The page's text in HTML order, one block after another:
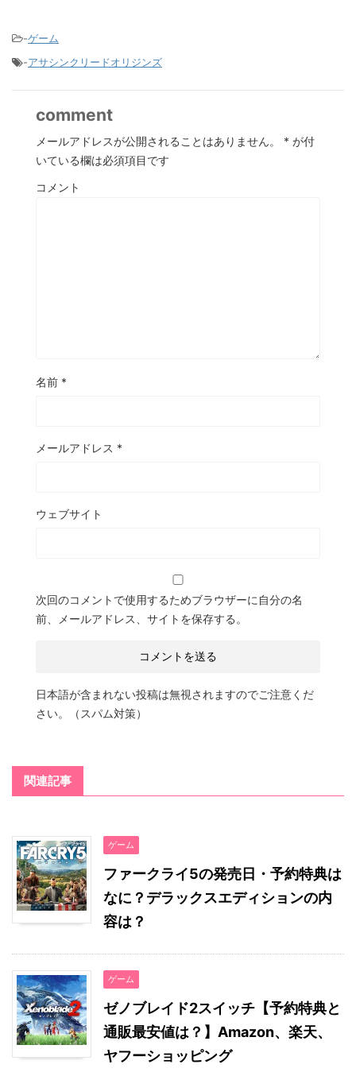
-ゲーム
-アサシンクリードオリジンズ
comment
メールアドレスが公開されることはありません。 * が付
いている欄は必須項目です
コメント
名前 *
メールアドレス *
ウェブサイト
次回のコメントで使用するためブラウザーに自分の名
前、メールアドレス、サイトを保存する。
日本語が含まれない投稿は無視されますのでご注意くだ
さい。（スパム対策）
関連記事
ゲーム
ファークライ5の発売日・予約特典は
なに？デラックスエディションの内
容は？
ゲーム
ゼノブレイド2スイッチ【予約特典と
通販最安値は？】Amazon、楽天、
ヤフーショッピング